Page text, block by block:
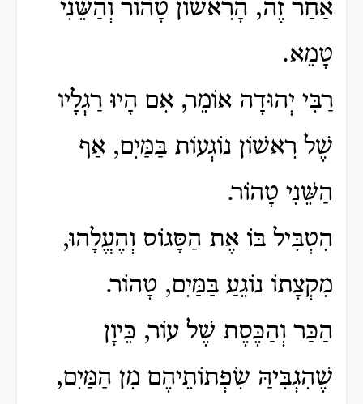
אַחַר זֶה, הָרִאשׁוֹן טָהוֹר וְהַשֵּׁנִי
טָמֵא.
רַבִּי יְהוּדָה אוֹמֵר, אִם הָיוּ רַגְלָיו
שֶׁל רִאשׁוֹן נוֹגְעוֹת בַּמַּיִם, אַף
הַשֵּׁנִי טָהוֹר.
הִטְבִּיל בּוֹ אֶת הַסָּגוֹס וְהֶעֱלָהוּ,
מִקְצָתוֹ נוֹגֵעַ בַּמַּיִם, טָהוֹר.
הַכַּר וְהַכֶּסֶת שֶׁל עוֹר, כֵּיוָן
שֶׁהִגְבִּיהַּ שִׂפְתוֹתֵיהֶם מִן הַמַּיִם,